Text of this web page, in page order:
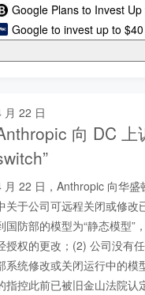
Google Plans to Invest
Google to invest up to
月 22 日
向 DC 上
月 22 日，Anthropic 向华
关于公司可远程关闭或修
国防部的模型为“静态模型”
授权的更改；(2) 公司没有
系统修改或关闭运行中的模
指控此前已被旧金山法院